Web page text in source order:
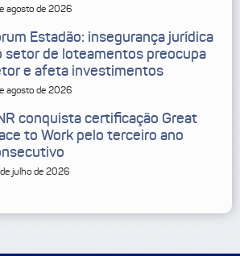
agosto de 2026
Estadão: insegurança jurídica
setor de loteamentos preocupa
e afeta investimentos
agosto de 2026
conquista certificação Great
to Work pelo terceiro ano
julho de 2026